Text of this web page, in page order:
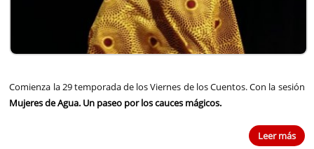
Comienza la 29 temporada de los Viernes de los Cuentos. Con la sesión
Mujeres de Agua. Un paseo por los cauces mágicos.
Leer más